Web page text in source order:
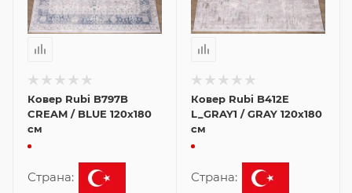
Ковер Rubi B797B
CREAM / BLUE 120x180
см
Страна:
Ковер Rubi B412E
L_GRAY1 / GRAY 120x180
см
Страна: